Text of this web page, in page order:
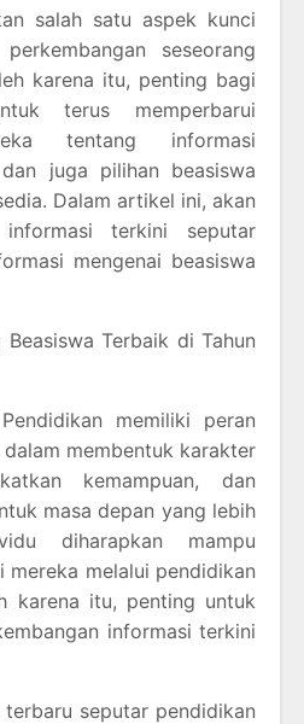
salah satu aspek kunci
seseorang
karena itu, penting bagi
terus memperbarui
tentang informasi
juga pilihan beasiswa
Dalam artikel ini, akan
terkini seputar
mengenai beasiswa
Beasiswa Terbaik di Tahun
Pendidikan memiliki peran
membentuk karakter
kemampuan, dan
masa depan yang lebih
diharapkan mampu
mereka melalui pendidikan
karena itu, penting untuk
informasi terkini
seputar pendidikan